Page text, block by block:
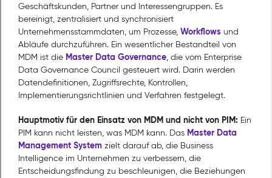
Geschäftskunden, Partner und Interessengruppen. Es
bereinigt, zentralisiert und synchronisiert
Unternehmensstammdaten, um Prozesse, Workflows und
Abläufe durchzuführen. Ein wesentlicher Bestandteil von
MDM ist die Master Data Governance, die vom Enterprise
Data Governance Council gesteuert wird. Darin werden
Datendefinitionen, Zugriffsrechte, Kontrollen,
Implementierungsrichtlinien und Verfahren festgelegt.
Hauptmotiv für den Einsatz von MDM und nicht von PIM: Ein
PIM kann nicht leisten, was MDM kann. Das Master Data
Management System zielt darauf ab, die Business
Intelligence im Unternehmen zu verbessern, die
Entscheidungsfindung zu beschleunigen, die Beziehungen